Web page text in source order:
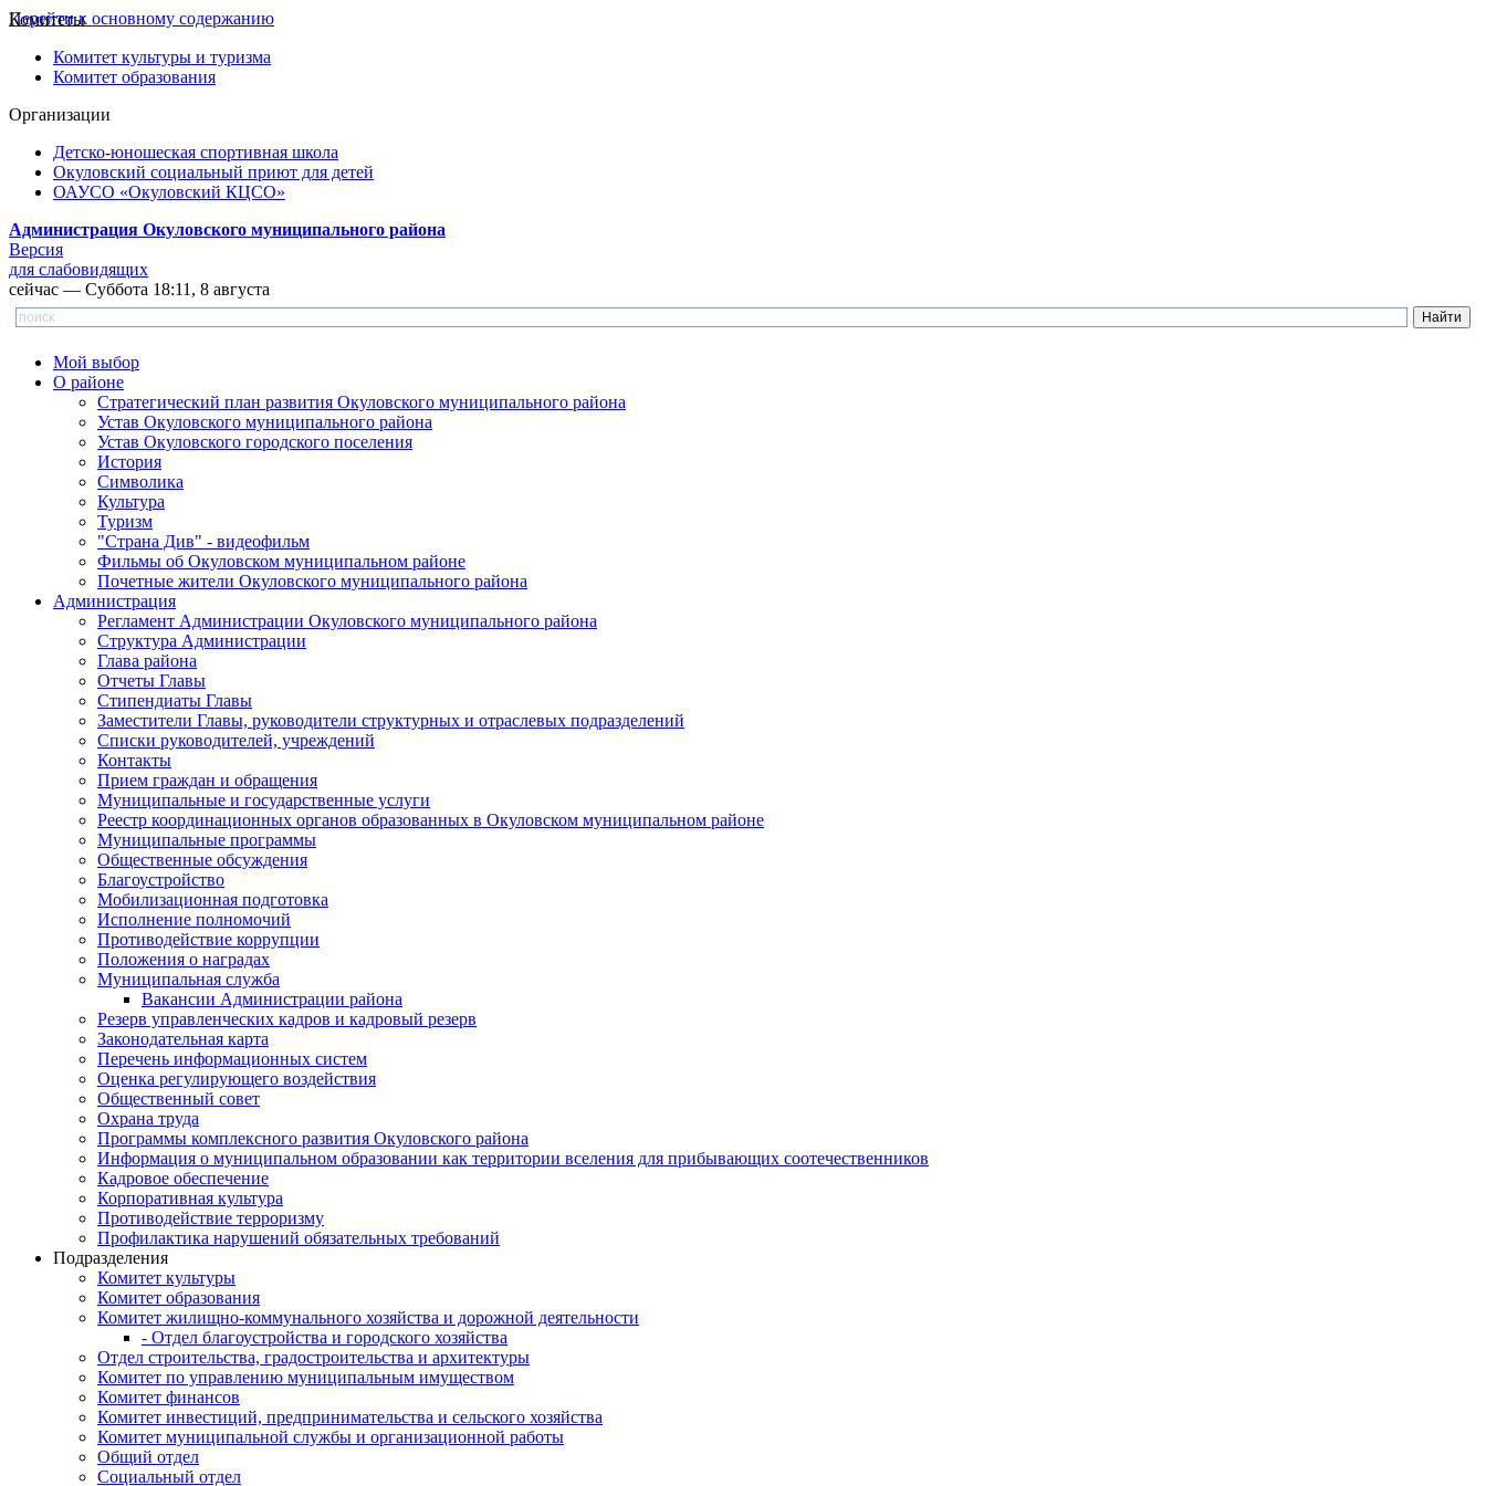
Перейти к основному содержанию
Комитеты
Комитет культуры и туризма
Комитет образования
Организации
Детско-юношеская спортивная школа
Окуловский социальный приют для детей
ОАУСО «Окуловский КЦСО»
Администрация Окуловского муниципального района
Версия
для слабовидящих
сейчас — Суббота 18:11, 8 августа
Мой выбор
О районе
Стратегический план развития Окуловского муниципального района
Устав Окуловского муниципального района
Устав Окуловского городского поселения
История
Символика
Культура
Туризм
"Страна Див" - видеофильм
Фильмы об Окуловском муниципальном районе
Почетные жители Окуловского муниципального района
Администрация
Регламент Администрации Окуловского муниципального района
Структура Администрации
Глава района
Отчеты Главы
Стипендиаты Главы
Заместители Главы, руководители структурных и отраслевых подразделений
Списки руководителей, учреждений
Контакты
Прием граждан и обращения
Муниципальные и государственные услуги
Реестр координационных органов образованных в Окуловском муниципальном районе
Муниципальные программы
Общественные обсуждения
Благоустройство
Мобилизационная подготовка
Исполнение полномочий
Противодействие коррупции
Положения о наградах
Муниципальная служба
Вакансии Администрации района
Резерв управленческих кадров и кадровый резерв
Законодательная карта
Перечень информационных систем
Оценка регулирующего воздействия
Общественный совет
Охрана труда
Программы комплексного развития Окуловского района
Информация о муниципальном образовании как территории вселения для прибывающих соотечественников
Кадровое обеспечение
Корпоративная культура
Противодействие терроризму
Профилактика нарушений обязательных требований
Подразделения
Комитет культуры
Комитет образования
Комитет жилищно-коммунального хозяйства и дорожной деятельности
- Отдел благоустройства и городского хозяйства
Отдел строительства, градостроительства и архитектуры
Комитет по управлению муниципальным имуществом
Комитет финансов
Комитет инвестиций, предпринимательства и сельского хозяйства
Комитет муниципальной службы и организационной работы
Общий отдел
Социальный отдел